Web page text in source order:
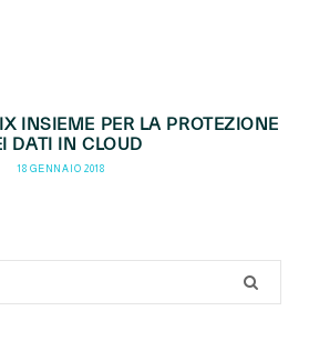
INSIEME PER LA PROTEZIONE
DATI IN CLOUD
18 GENNAIO 2018